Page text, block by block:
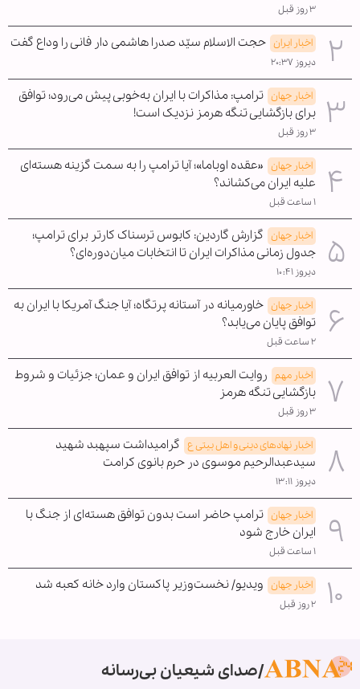
۳ روز قبل
اخبار ایران حجت الاسلام سیّد صدرا هاشمی دار فانی را وداع گفت
دیروز ۲۰:۳۷
اخبار جهان ترامپ: مذاکرات با ایران به‌خوبی پیش می‌رود؛ توافق
برای بازگشایی تنگه هرمز نزدیک است!
۳ روز قبل
اخبار جهان «عقده اوباما»؛ آیا ترامپ را به سمت گزینه هسته‌ای
علیه ایران می‌کشاند؟
۱ ساعت قبل
اخبار جهان گزارش گاردین: کابوس ترسناک کارتر برای ترامپ؛
جدول زمانی مذاکرات ایران تا انتخابات میان‌دوره‌ای؟
دیروز ۱۰:۴۱
اخبار جهان خاورمیانه در آستانه پرتگاه؛ آیا جنگ آمریکا با ایران به
توافق پایان می‌یابد؟
۲ ساعت قبل
اخبار مهم روایت العربیه از توافق ایران و عمان؛ جزئیات و شروط
بازگشایی تنگه هرمز
۳ روز قبل
اخبار نهادهای دینی و اهل بیتی ع گرامیداشت سپهبد شهید
سیدعبدالرحیم موسوی در حرم بانوی کرامت
دیروز ۱۳:۱۱
اخبار جهان ترامپ حاضر است بدون توافق هسته‌ای از جنگ با
ایران خارج شود
۱ ساعت قبل
اخبار جهان ویدیو/ نخست‌وزیر پاکستان وارد خانه کعبه شد
۲ روز قبل
صدای شیعیان بی‌رسانه